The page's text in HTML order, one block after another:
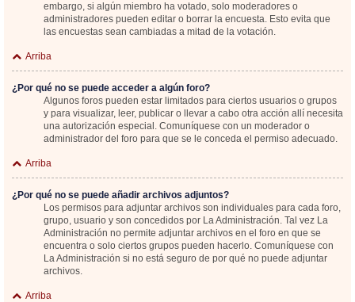
embargo, si algún miembro ha votado, solo moderadores o
administradores pueden editar o borrar la encuesta. Esto evita que
las encuestas sean cambiadas a mitad de la votación.
Arriba
¿Por qué no se puede acceder a algún foro?
Algunos foros pueden estar limitados para ciertos usuarios o grupos
y para visualizar, leer, publicar o llevar a cabo otra acción allí necesita
una autorización especial. Comuníquese con un moderador o
administrador del foro para que se le conceda el permiso adecuado.
Arriba
¿Por qué no se puede añadir archivos adjuntos?
Los permisos para adjuntar archivos son individuales para cada foro,
grupo, usuario y son concedidos por La Administración. Tal vez La
Administración no permite adjuntar archivos en el foro en que se
encuentra o solo ciertos grupos pueden hacerlo. Comuníquese con
La Administración si no está seguro de por qué no puede adjuntar
archivos.
Arriba